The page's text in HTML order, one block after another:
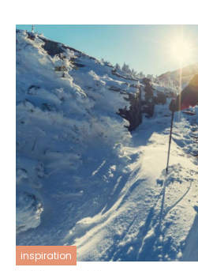
inspiration